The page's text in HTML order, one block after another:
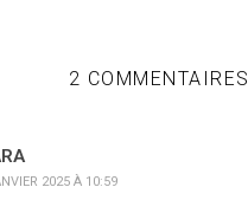
2 COMMENTAIRES
2025 À 10:59